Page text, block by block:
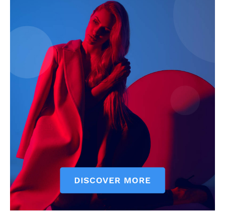
Company
Contact us
Subscription Plans
My account